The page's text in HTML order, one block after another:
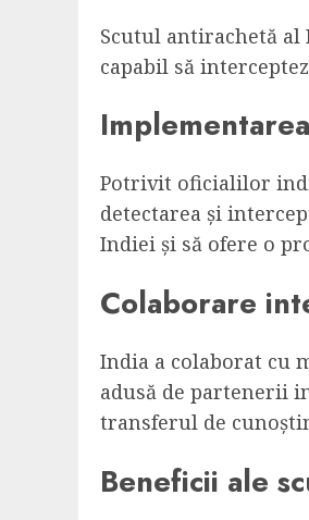
Scutul antirachetă
capabil să
Potrivit oficialilor
detectarea și
Indiei și să ofere o
Colaborare
India a colaborat cu
adusă de partenerii
transferul de
Beneficii ale